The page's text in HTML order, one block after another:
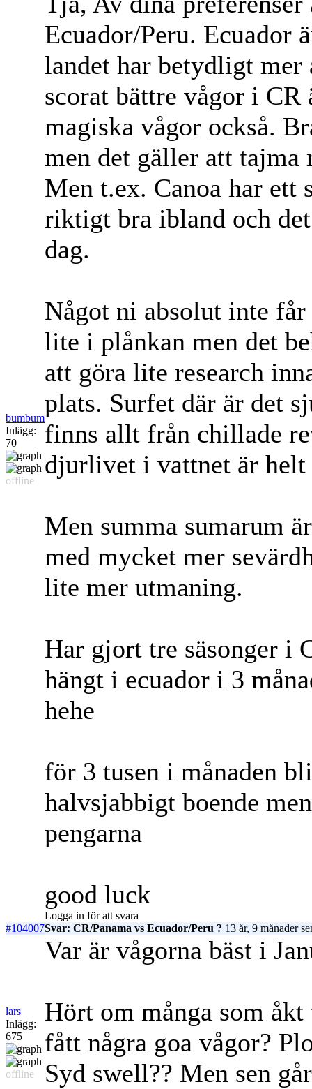
bumbum
Inlägg:
70
offline
Ecuador/Peru. Ecuador
landet har betydligt mer
scorat bättre vågor i CR
magiska vågor också.
men det gäller att tajma
Men t.ex. Canoa har ett
riktigt bra ibland och
dag.
Något ni absolut inte får
lite i plånkan men det
att göra lite research
plats. Surfet där är det
finns allt från chillade
djurlivet i vattnet är helt
Men summa sumarum
med mycket mer
lite mer utmaning.
Har gjort tre säsonger i
hängt i ecuador i 3
hehe
för 3 tusen i månaden
halvsjabbigt boende
pengarna
good luck
Logga in för att svara
#104007Svar: CR/Panama vs Ecuador/Peru ? 13 år, 9 månader
lars
Inlägg:
675
offline
Var är vågorna bäst i
Hört om många som
fått några goa vågor?
Syd swell?? Men sen